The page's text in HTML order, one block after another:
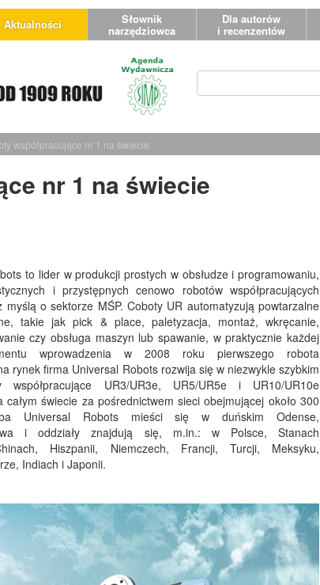
Aktualności Słownik
narzędziowca
Dla autorów
i recenzentów
współpracujące nr 1 na świecie
nr 1 na świecie
to lider w produkcji prostych w obsłudze i programowaniu,
i przystępnych cenowo robotów współpracujących
myślą o sektorze MŚP. Coboty UR automatyzują powtarzalne
takie jak pick & place, paletyzacja, montaż, wkręcanie,
czy obsługa maszyn lub spawanie, w praktycznie każdej
wprowadzenia w 2008 roku pierwszego robota
rynek firma Universal Robots rozwija się w niezwykle szybkim
UR3/UR3e, UR5/UR5e i UR10/UR10e
świecie za pośrednictwem sieci obejmującej około 300
Universal Robots mieści się w duńskim Odense,
i oddziały znajdują się, m.in.: w Polsce, Stanach
Hiszpanii, Niemczech, Francji, Turcji, Meksyku,
Indiach i Japonii.